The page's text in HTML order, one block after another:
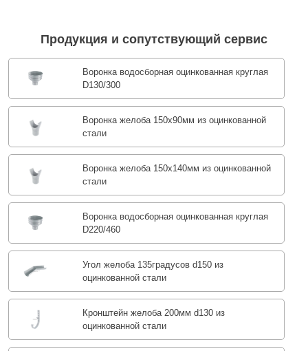
Продукция и сопутствующий сервис
Воронка водосборная оцинкованная круглая
D130/300
Воронка желоба 150x90мм из оцинкованной
стали
Воронка желоба 150x140мм из оцинкованной
стали
Воронка водосборная оцинкованная круглая
D220/460
Угол желоба 135градусов d150 из
оцинкованной стали
Кронштейн желоба 200мм d130 из
оцинкованной стали